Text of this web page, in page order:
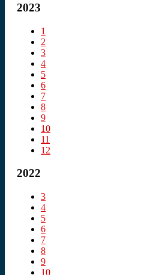
2023
1
2
3
4
5
6
7
8
9
10
11
12
2022
3
4
5
6
7
8
9
10